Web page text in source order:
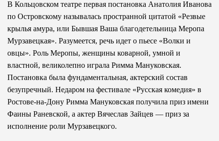
В Кольцовском театре первая постановка Анатолия Иванова
по Островскому называлась пространной цитатой «Резвые
крылья амура, или Бывшая Ваша благодетельница Меропа
Мурзавецкая». Разумеется, речь идет о пьесе «Волки и
овцы». Роль Меропы, женщины коварной, умной и
властной, великолепно играла Римма Мануковская.
Постановка была фундаментальная, актерский состав
безупречный. Недаром на фестивале «Русская комедия» в
Ростове-на-Дону Римма Мануковская получила приз имени
Фаины Раневской, а актер Вячеслав Зайцев — приз за
исполнение роли Мурзавецкого.